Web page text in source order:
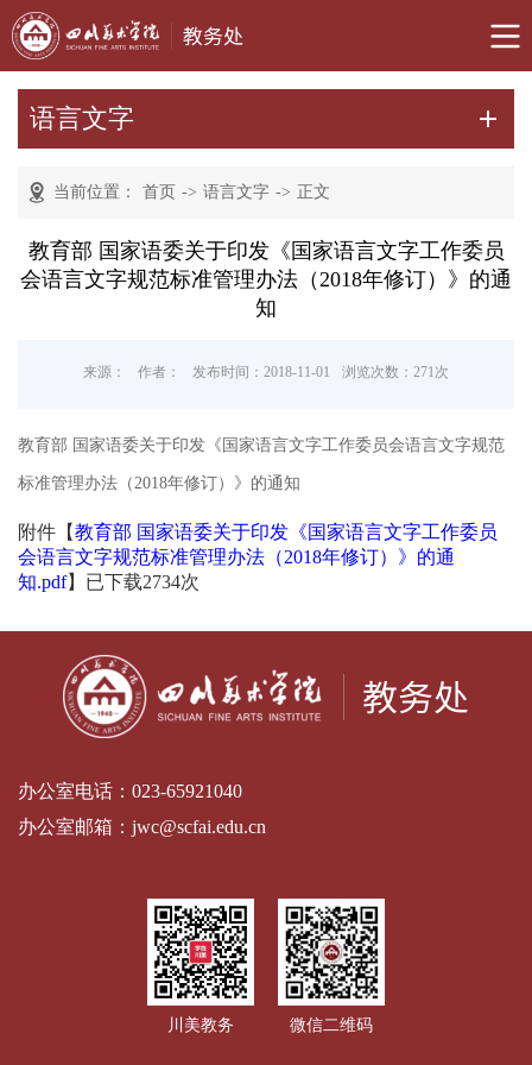
语言文字
当前位置： 首页 -> 语言文字 -> 正文
教育部 国家语委关于印发《国家语言文字工作委员
会语言文字规范标准管理办法（2018年修订）》的通
知
来源： 作者： 发布时间：2018-11-01 浏览次数： 271次
教育部 国家语委关于印发《国家语言文字工作委员会语言文字规范
标准管理办法（2018年修订）》的通知
附件【教育部 国家语委关于印发《国家语言文字工作委员
会语言文字规范标准管理办法（2018年修订）》的通
知.pdf】已下载2734次
办公室电话： 023-65921040
办公室邮箱： jwc@scfai.edu.cn
川美教务 微信二维码